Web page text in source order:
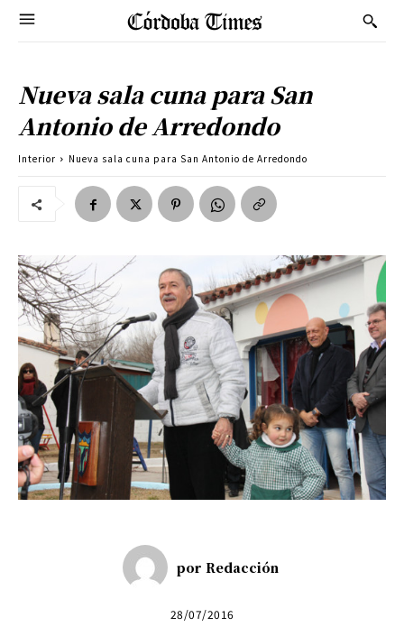
Nueva sala cuna para San
Antonio de Arredondo
Interior Nueva sala cuna para San Antonio de Arredondo
por Redacción
28/07/2016